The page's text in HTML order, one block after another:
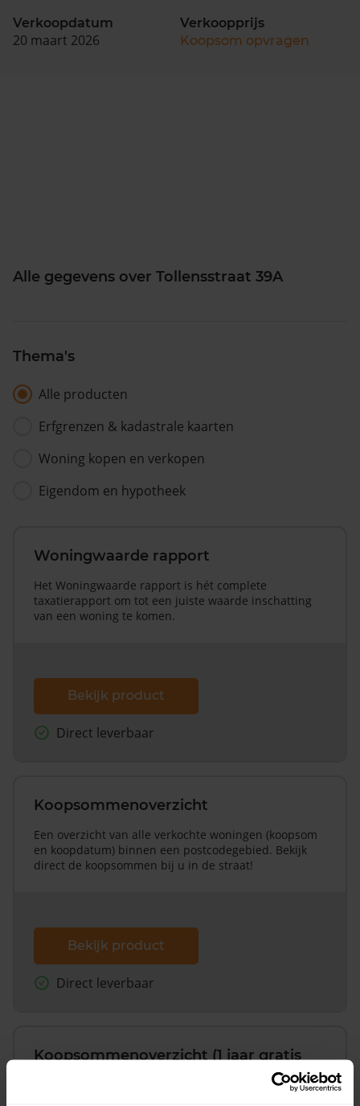
Verkoopdatum
20 maart 2026
Verkoopprijs
Koopsom opvragen
Alle gegevens over Tollensstraat 39A
Thema's
Alle producten
Erfgrenzen & kadastrale kaarten
Woning kopen en verkopen
Eigendom en hypotheek
Woningwaarde rapport
Het Woningwaarde rapport is hét complete
taxatierapport om tot een juiste waarde inschatting
van een woning te komen.
Bekijk product
Direct leverbaar
Koopsommenoverzicht
Een overzicht van alle verkochte woningen (koopsom
en koopdatum) binnen een postcodegebied. Bekijk
direct de koopsommen bij u in de straat!
Bekijk product
Direct leverbaar
Koopsommenoverzicht (1 jaar gratis